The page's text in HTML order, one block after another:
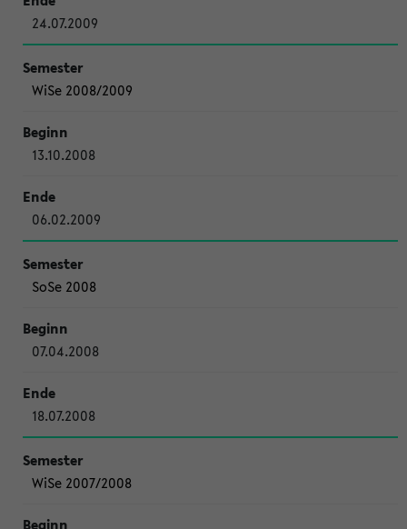
24.07.2009
WiSe 2008/2009
13.10.2008
06.02.2009
SoSe 2008
07.04.2008
18.07.2008
WiSe 2007/2008